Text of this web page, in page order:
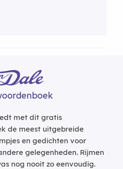
met dit gratis
de meest uitgebreide
en gedichten voor
gelegenheden. Rijmen
nog nooit zo eenvoudig.